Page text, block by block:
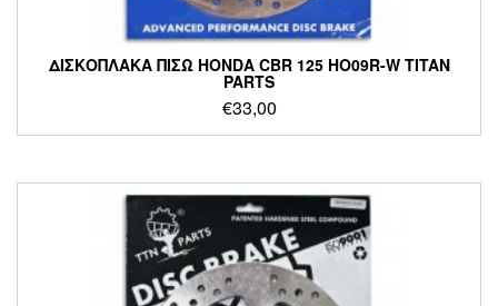
ΔΙΣΚΟΠΛΑΚΑ ΠΙΣΩ HONDA CBR 125 HO09R-W TITAN
PARTS
€33,00